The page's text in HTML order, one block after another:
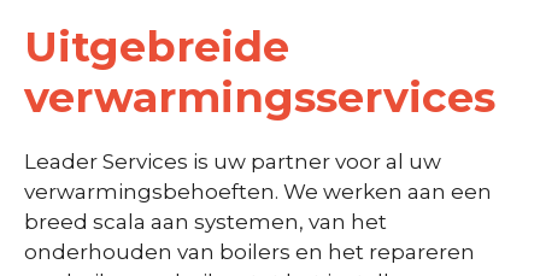
Uitgebreide
verwarmingsservices
Leader Services is uw partner voor al uw
verwarmingsbehoeften. We werken aan een
breed scala aan systemen, van het
onderhouden van boilers en het repareren